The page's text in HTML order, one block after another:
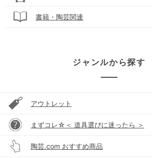
書籍・陶芸関連
ジャンルから探す
アウトレット
まずコレ☆＜ 道具選びに迷ったら ＞
陶芸.com おすすめ商品